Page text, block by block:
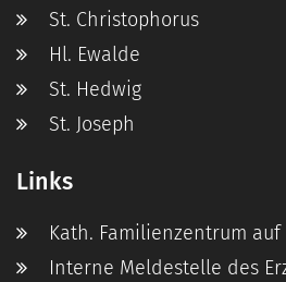
St. Christophorus
Hl. Ewalde
St. Hedwig
St. Joseph
Links
Kath. Familienzentrum
Interne Meldestelle des